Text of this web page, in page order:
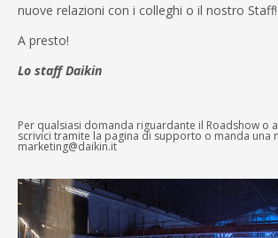
nuove relazioni con i colleghi o il nostro Staff!
A presto!
Lo staff Daikin
Per qualsiasi domanda riguardante il Roadshow o
scrivici tramite la pagina di supporto o manda una
marketing@daikin.it